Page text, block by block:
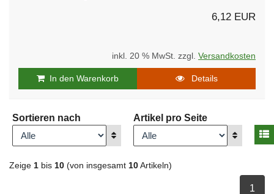
6,12 EUR
inkl. 20 % MwSt. zzgl. Versandkosten
In den Warenkorb Details
Sortieren nach
Anzeigen
Artikel pro Seite
Anzeigen
Zeige 1 bis 10 (von insgesamt 10 Artikeln)
1